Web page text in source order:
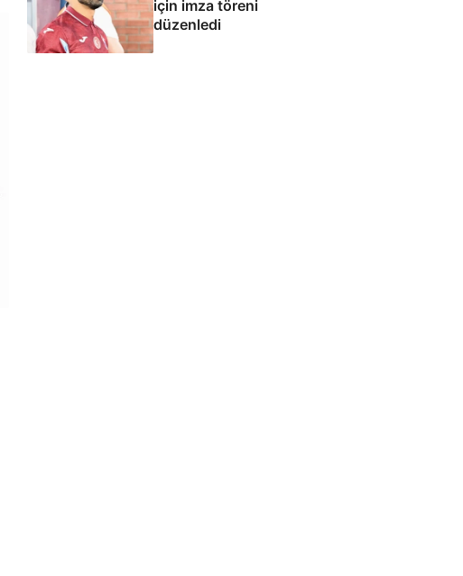
için imza töreni
düzenledi